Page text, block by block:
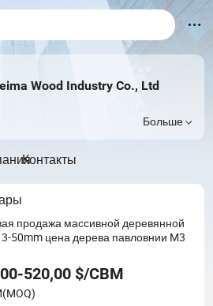
Wood Industry Co., Ltd
Больше
Контакты
продажа массивной деревянной
3-50mm цена дерева павловнии M3
520,00 $/CBM
(MOQ)